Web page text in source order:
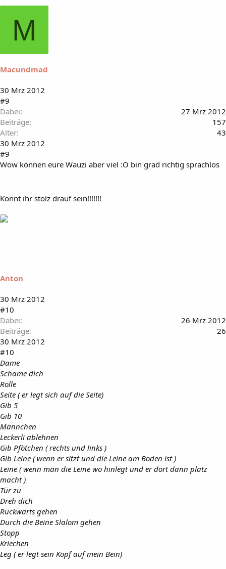
M
Macundmad
30 Mrz 2012
#9
Dabei
27 Mrz 2012
Beiträge
157
Alter
43
30 Mrz 2012
#9
Wow können eure Wauzi aber viel :O bin grad richtig sprachlos
Könnt ihr stolz drauf sein!!!!!!!
Anton
30 Mrz 2012
#10
Dabei
26 Mrz 2012
Beiträge
26
30 Mrz 2012
#10
Dame
Schäme dich
Rolle
Seite ( er legt sich auf die Seite)
Gib 5
Gib 10
Männchen
Leckerli ablehnen
Gib Pfötchen ( rechts und links )
Gib Leine ( wenn er sitzt und die Leine am Boden ist )
Leine ( wenn man die Leine wo hinlegt und er dort dann platz
macht )
Tür zu
Dreh dich
Rückwärts gehen
Durch die Beine Slalom gehen
Stopp
Kriechen
Leg ( er legt sein Kopf auf mein Bein)